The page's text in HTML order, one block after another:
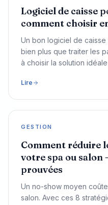
Logiciel de caisse
comment choisir
Un bon logiciel de
bien plus que traiter les
à choisir la solution
Lire
GESTION
Comment réduire
votre spa ou salon
prouvées
Un no-show moyen
salon. Avec ces 8